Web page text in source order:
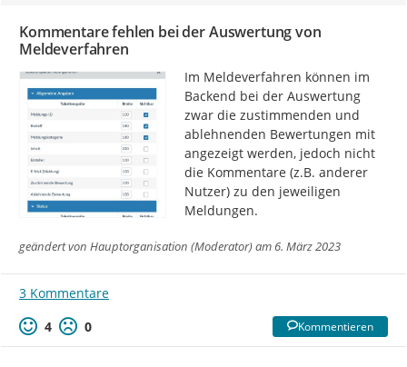
Kommentare fehlen bei der Auswertung von
Meldeverfahren
Im Meldeverfahren können im
Backend bei der Auswertung
zwar die zustimmenden und
ablehnenden Bewertungen mit
angezeigt werden, jedoch nicht
die Kommentare (z.B. anderer
Nutzer) zu den jeweiligen
Meldungen.
geändert von Hauptorganisation (Moderator)am 6. März 2023
3 Kommentare
4
0 Kommentieren